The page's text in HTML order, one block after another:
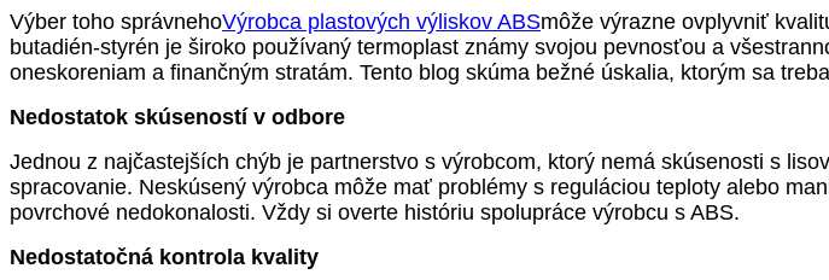
Výber toho správnehoVýrobca plastových výliskov ABSmôže výrazne ovplyvniť
butadién-styrén je široko používaný termoplast známy svojou pevnosťou a
oneskoreniam a finančným stratám. Tento blog skúma bežné úskalia, ktorým sa
Nedostatok skúseností v odbore
Jednou z najčastejších chýb je partnerstvo s výrobcom, ktorý nemá skúsenosti s
spracovanie. Neskúsený výrobca môže mať problémy s reguláciou teploty alebo
povrchové nedokonalosti. Vždy si overte históriu spolupráce výrobcu s ABS.
Nedostatočná kontrola kvality